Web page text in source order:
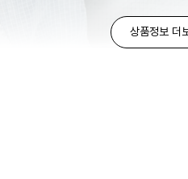
상품정보 더